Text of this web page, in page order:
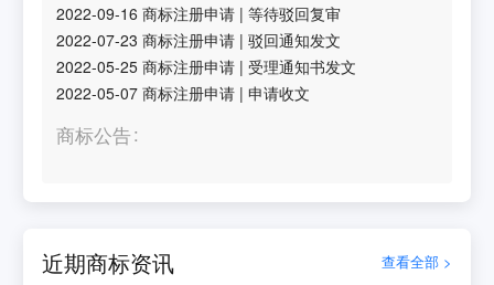
2022-09-16 商标注册申请 |等待驳回复审
2022-07-23 商标注册申请 |驳回通知发文
2022-05-25 商标注册申请 |受理通知书发文
2022-05-07 商标注册申请 |申请收文
商标公告
近期商标资讯 查看全部 >